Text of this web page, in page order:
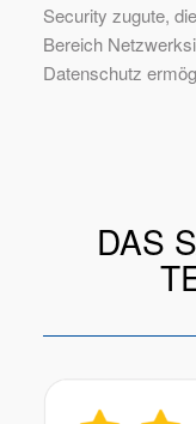
Security zugute,
Bereich
Datenschutz
DAS